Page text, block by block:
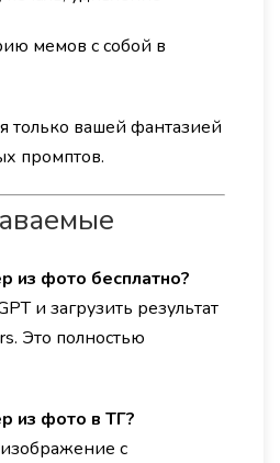
мемов с собой в
только вашей фантазией
промптов.
из фото бесплатно?
и загрузить результат
Это полностью
из фото в ТГ?
с